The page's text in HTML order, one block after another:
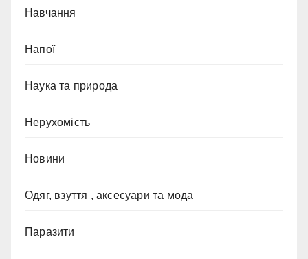
Навчання
Напої
Наука та природа
Нерухомість
Новини
Одяг, взуття , аксесуари та мода
Паразити